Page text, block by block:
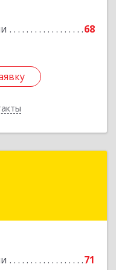
68
71
Саткинский р-н, г